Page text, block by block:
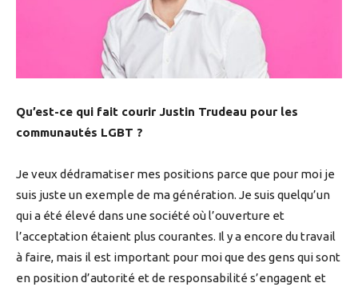
Qu’est-ce qui fait courir Justin Trudeau pour les
communautés LGBT ?
Je veux dédramatiser mes positions parce que pour moi je
suis juste un exemple de ma génération. Je suis quelqu’un
qui a été élevé dans une société où l’ouverture et
l’acceptation étaient plus courantes. Il y a encore du travail
à faire, mais il est important pour moi que des gens qui sont
en position d’autorité et de responsabilité s’engagent et